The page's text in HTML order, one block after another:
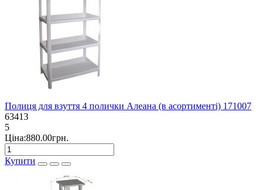
Полиця для взуття 4 полички Алеана (в асортименті) 171007
63413
5
Ціна:880.00грн.
Купити